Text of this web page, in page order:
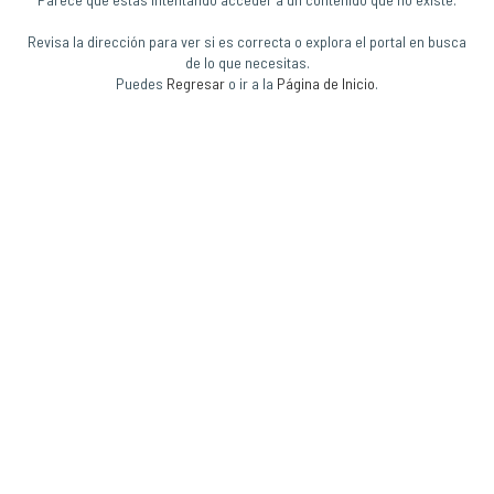
Revisa la dirección para ver si es correcta o explora el portal en busca
de lo que necesitas.
Puedes Regresar o ir a la Página de Inicio.